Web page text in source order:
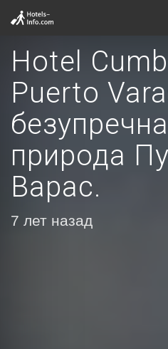
Hotel
Puerto
природа
Варас.
7 лет назад